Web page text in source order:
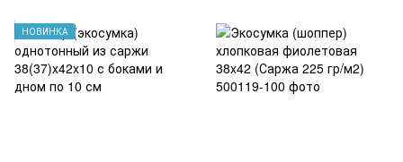
НОВИНКА